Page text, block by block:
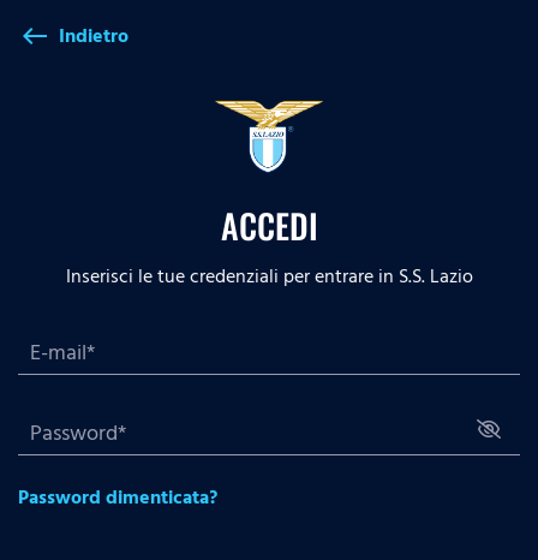
west Indietro
ACCEDI
Inserisci le tue credenziali per entrare in S.S. Lazio
Password dimenticata?